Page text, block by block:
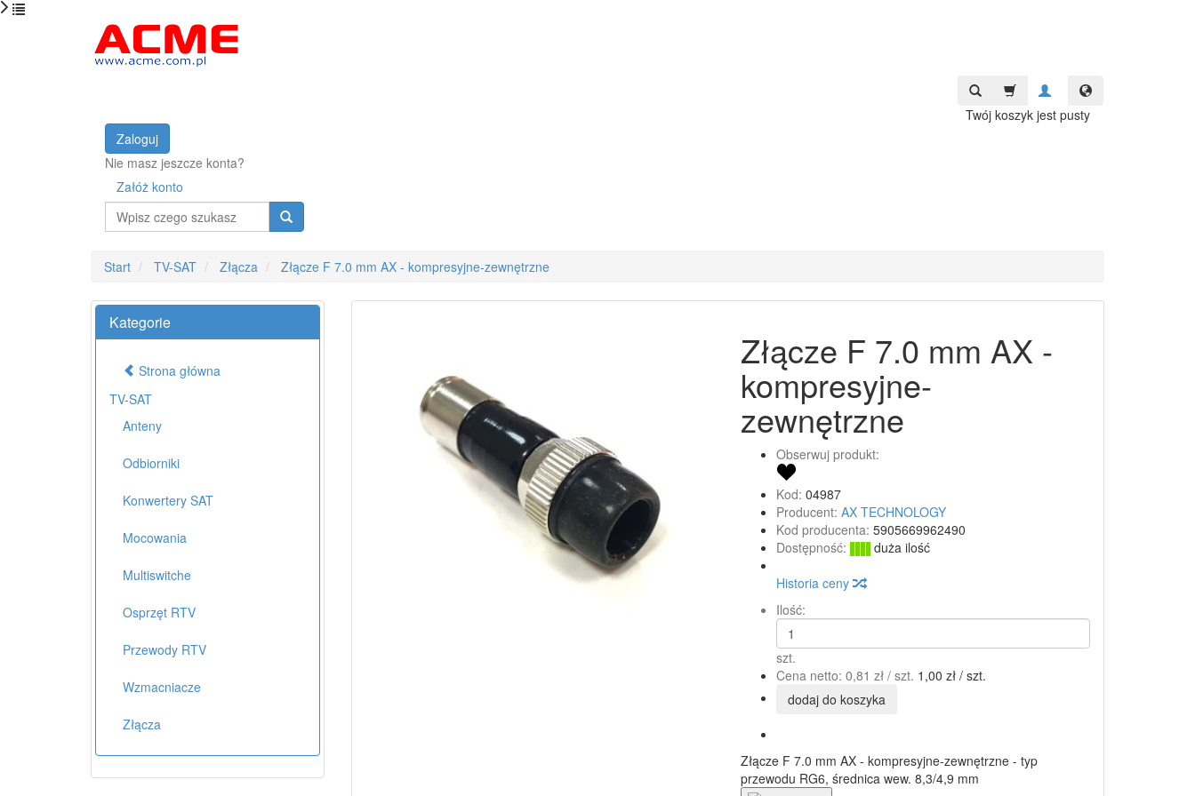
Twój koszyk jest pusty
Zaloguj
Nie masz jeszcze konta?
Załóż konto
Wyszukaj
Start TV-SAT Złącza Złącze F 7.0 mm AX - kompresyjne-zewnętrzne
Złącze F 7.0 mm AX -
kompresyjne-
zewnętrzne
Obserwuj produkt:
Kod: 04987
Producent: AX TECHNOLOGY
Kod producenta: 5905669962490
Dostępność:
duża ilość
Historia ceny
Ilość:
szt.
Cena netto:0,81 zł / szt. 1,00 zł / szt.
dodaj do koszyka
Złącze F 7.0 mm AX - kompresyjne-zewnętrzne - typ
przewodu RG6, średnica wew. 8,3/4,9 mm
Kategorie
Strona główna
TV-SAT
Anteny
Odbiorniki
Konwertery SAT
Mocowania
Multiswitche
Osprzęt RTV
Przewody RTV
Wzmacniacze
Złącza